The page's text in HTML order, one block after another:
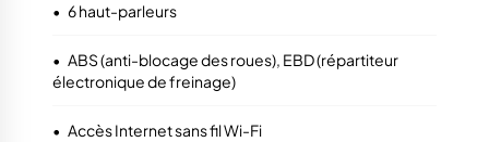
• 6 haut-parleurs
• ABS (anti-blocage des roues), EBD (répartiteur
électronique de freinage)
• Accès Internet sans fil Wi-Fi